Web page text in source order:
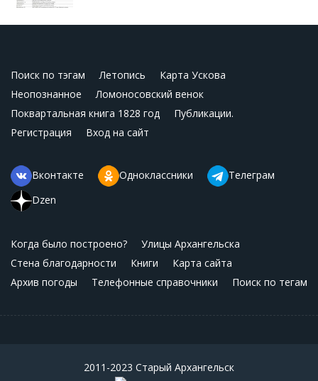
Поиск по тэгам Летопись
Карта Ускова
Неопознанное
Ломоносовский венок
Поквартальная книга 1828 год
Публикации.
Регистрация
Вход на сайт
Вконтакте Одноклассники
Телеграм
Dzen
Когда было построено?
Улицы Архангельска
Стена благодарности
Книги
Карта сайта
Архив погоды
Телефонные справочники Поиск по тегам
2011-2023 Старый Архангельск